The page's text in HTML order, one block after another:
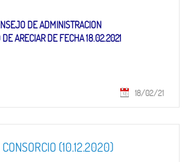
DE ADMINISTRACION
DE ARECIAR DE FECHA 18.02.2021
18/02/21
(10.12.2020)